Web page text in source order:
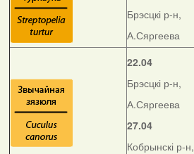
Брэсцкі р-н,
А.Сяргеева
22.04
Брэсцкі р-н,
А.Сяргеева
27.04
Кобрынскі р-н,